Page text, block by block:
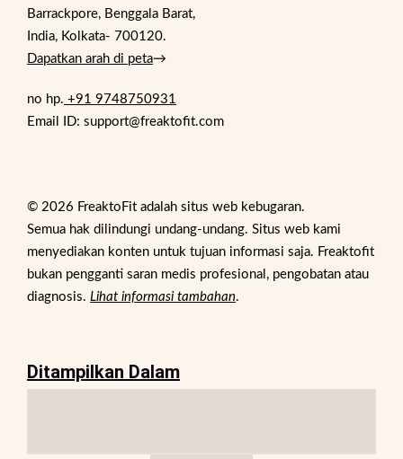
Barrackpore, Benggala Barat,
India, Kolkata- 700120.
Dapatkan arah di peta→
no hp. +91 9748750931
Email ID: support@freaktofit.com
© 2026 FreaktoFit adalah situs web kebugaran.
Semua hak dilindungi undang-undang. Situs web kami
menyediakan konten untuk tujuan informasi saja. Freaktofit
bukan pengganti saran medis profesional, pengobatan atau
diagnosis. Lihat informasi tambahan.
Ditampilkan Dalam